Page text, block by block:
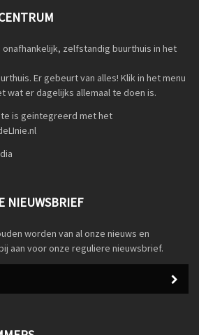
onafhankelijk, zelfstandig buurthuis in het
Er gebeurt van alles! Klik in het menu
wat er dagelijks allemaal te doen is.
is geintegreerd met het
NIEUWSBRIEF
worden van al onze nieuws en
aan voor onze reguliere nieuwsbrief.